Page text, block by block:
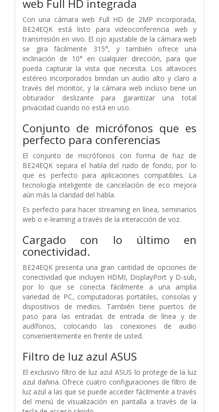
web Full HD integrada
Con una cámara web Full HD de 2MP incorporada,
BE24EQK está listo para videoconferencia web y
transmisión en vivo. El ojo ajustable de la cámara web
se gira fácilmente 315°, y también ofrece una
inclinación de 10° en cualquier dirección, para que
pueda capturar la vista que necesita. Los altavoces
estéreo incorporados brindan un audio alto y claro a
través del monitor, y la cámara web incluso tiene un
obturador deslizante para garantizar una total
privacidad cuando no está en uso.
Conjunto de micrófonos que es
perfecto para conferencias
El conjunto de micrófonos con forma de haz de
BE24EQK separa el habla del ruido de fondo, por lo
que es perfecto para aplicaciones compatibles. La
tecnología inteligente de cancelación de eco mejora
aún más la claridad del habla.
Es perfecto para hacer streaming en línea, seminarios
web o e-learning a través de la interacción de voz.
Cargado con lo último en
conectividad.
BE24EQK presenta una gran cantidad de opciones de
conectividad que incluyen HDMI, DisplayPort y D-sub,
por lo que se conecta fácilmente a una amplia
variedad de PC, computadoras portátiles, consolas y
dispositivos de medios. También tiene puertos de
paso para las entradas de entrada de línea y de
audífonos, colocando las conexiones de audio
convenientemente en frente de usted.
Filtro de luz azul ASUS
El exclusivo filtro de luz azul ASUS lo protege de la luz
azul dañina. Ofrece cuatro configuraciones de filtro de
luz azul a las que se puede acceder fácilmente a través
del menú de visualización en pantalla a través de la